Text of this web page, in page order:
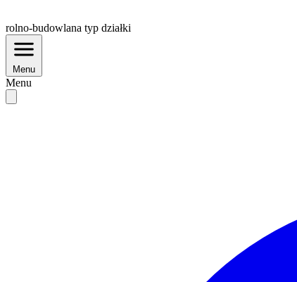
rolno-budowlana typ działki
Menu
Menu